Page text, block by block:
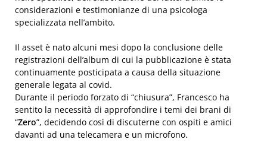
considerazioni e testimonianze di una psicologa
specializzata nell’ambito.
Il asset è nato alcuni mesi dopo la conclusione delle
registrazioni dell’album di cui la pubblicazione è stata
continuamente posticipata a causa della situazione
generale legata al covid.
Durante il periodo forzato di “chiusura”, Francesco ha
sentito la necessità di approfondire i temi dei brani di
“Zero”, decidendo così di discuterne con ospiti e amici
davanti ad una telecamera e un microfono.